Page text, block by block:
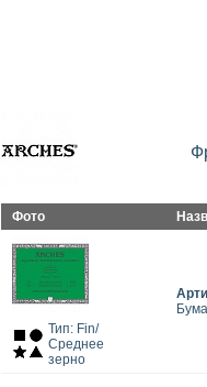
Фото
Тип: Fin/
Среднее
зерно